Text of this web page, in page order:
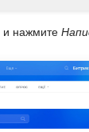
и нажмите